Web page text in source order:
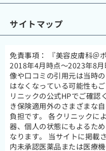
サイトマップ
免責事項：
『美容皮膚科＠
2018年4月時点～2023年8
像や口コミの引用元は当時
はなくなっている可能性も
リニックの公式HPでご確認
き保険適用外のさまざまな
負担です。 各クリニックに
器、個人の状態にもよるた
なります。 当サイトに掲載
内未承認医薬品または医療